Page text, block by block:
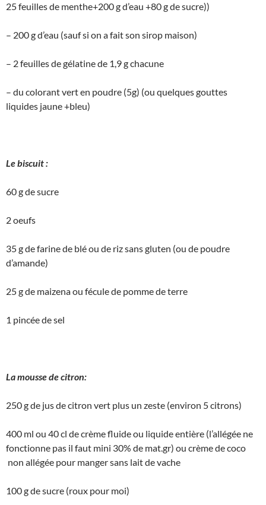
25 feuilles de menthe+200 g d’eau +80 g de sucre))
– 200 g d’eau (sauf si on a fait son sirop maison)
– 2 feuilles de gélatine de 1,9 g chacune
– du colorant vert en poudre (5g) (ou quelques gouttes
liquides jaune +bleu)
Le biscuit :
60 g de sucre
2 oeufs
35 g de farine de blé ou de riz sans gluten (ou de poudre
d’amande)
25 g de maizena ou fécule de pomme de terre
1 pincée de sel
La mousse de citron:
250 g de jus de citron vert plus un zeste (environ 5 citrons)
400 ml ou 40 cl de crème fluide ou liquide entière (l’allégée ne
fonctionne pas il faut mini 30% de mat.gr) ou crème de coco
non allégée pour manger sans lait de vache
100 g de sucre (roux pour moi)